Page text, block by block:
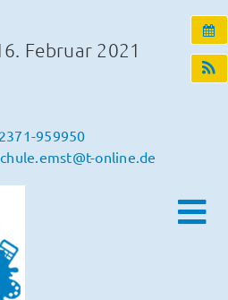
Februar 2021
959950
online.de